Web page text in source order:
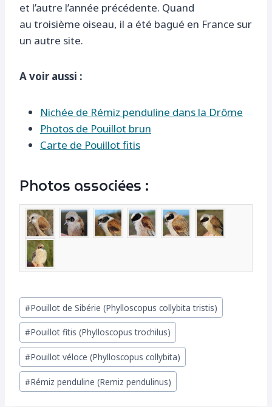
et l’autre l’année précédente. Quand
au troisième oiseau, il a été bagué en France sur
un autre site.
A voir aussi :
Nichée de Rémiz penduline dans la Drôme
Photos de Pouillot brun
Carte de Pouillot fitis
Photos associées :
Étiquettes
de
la
publication :
#Pouillot de Sibérie (Phylloscopus collybita tristis)
#Pouillot fitis (Phylloscopus trochilus)
#Pouillot véloce (Phylloscopus collybita)
#Rémiz penduline (Remiz pendulinus)